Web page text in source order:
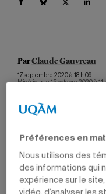
ParClaude Gauvreau
17 septembre 2020 à 18 h 09
Mis à jour le 15 octobre 2020 à 11
Série Doc en poche
vecteurs de
Photo: Étienne
Préférences en
Nous utilisons des
des informations qui
expérience sur le